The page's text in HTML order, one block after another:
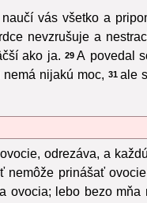
vás všetko a
nevzrušuje a
ako ja. 29 A povedal
nijakú moc, 31 ale
odrezáva, a
nemôže prinášať
ovocia; lebo bezo mňa